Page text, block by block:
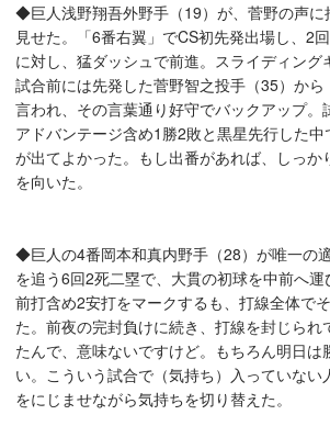
◆巨人浅野翔吾外野手（19）が、菅野の声に
見せた。「6番右翼」でCS初先発出場し、2
に対し、猛ダッシュで前進。スライディング
試合前には先発した菅野智之投手（35）から
言われ、その言葉通り好守でバックアップ。
アドバンテージ含め1勝2敗と黒星先行した
が出てよかった。もし出番があれば、しっか
を向いた。
◆巨人の4番岡本和真内野手（28）が唯一の
を追う6回2死二塁で、大貫の初球を中前へ
前打含め2安打をマークするも、打線全体で
た。前夜の完封負けに続き、打線を封じられ
たんで、意味ないですけど。もちろん明日は
い。こういう試合で（気持ち）入っていない
をにじませながら気持ちを切り替えた。